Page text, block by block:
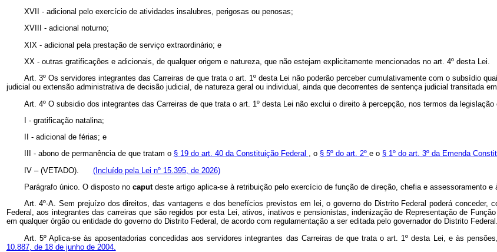
XVII - adicional pelo exercício de atividades insalubres, perigosas ou penosas;
XVIII - adicional noturno;
XIX - adicional pela prestação de serviço extraordinário; e
XX - outras gratificações e adicionais, de qualquer origem e natureza, que não estejam explicitamente mencionados no art. 4º desta Lei.
Art. 3º Os servidores integrantes das Carreiras de que trata o art. 1º desta Lei não poderão perceber cumulativamente com o subsídio
judicial ou extensão administrativa de decisão judicial, de natureza geral ou individual, ainda que decorrentes de sentença judicial transitada
Art. 4º O subsidio dos integrantes das Carreiras de que trata o art. 1º desta Lei não exclui o direito à percepção, nos termos da
- gratificação natalina;
- adicional de férias; e
III - abono de permanência de que tratam o § 19 do art. 40 da Constituição Federal , o § 5º do art. 2º e o § 1º do art. 3º da Emenda
IV – (VETADO).
(Incluído pela Lei nº 15.395, de 2026)
Parágrafo único. O disposto no caput deste artigo aplica-se à retribuição pelo exercício de função de direção, chefia e assessoramento
Art. 4º-A. Sem prejuízo dos direitos, das vantagens e dos benefícios previstos em lei, o governo do Distrito Federal poderá conceder,
Federal, aos integrantes das carreiras que são regidos por esta Lei, ativos, inativos e pensionistas, indenização de Representação de
em qualquer órgão ou entidade do governo do Distrito Federal, de acordo com regulamentação a ser editada pelo governador do Distrito
Art. 5º Aplica-se às aposentadorias concedidas aos servidores integrantes das Carreiras de que trata o art. 1º desta Lei, e às
10.887, de 18 de junho de 2004.